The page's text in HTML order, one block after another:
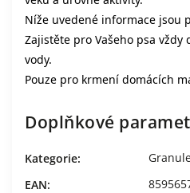
Níže uvedené informace jsou
Zajistěte pro Vašeho psa vždy
vody.
Pouze pro krmení domácích
Doplňkové
Kategorie:
EAN: